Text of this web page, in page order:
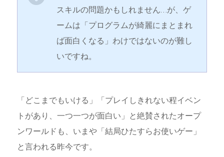
スキルの問題かもしれません…が、ゲ
ームは「プログラムが綺麗にまとまれ
ば面白くなる」わけではないのが難し
いですね。
「どこまでもいける」「プレイしきれない程イベン
トがあり、一つ一つが面白い」と絶賛されたオープ
ンワールドも、いまや「結局ひたすらお使いゲー」
と言われる昨今です。